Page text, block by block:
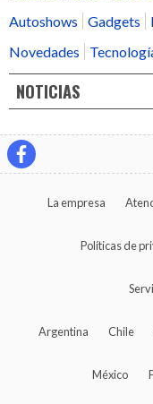
Autoshows
Gadgets
Novedades
NOTICIAS
La empresa
Políticas de
Argentina Chile
México